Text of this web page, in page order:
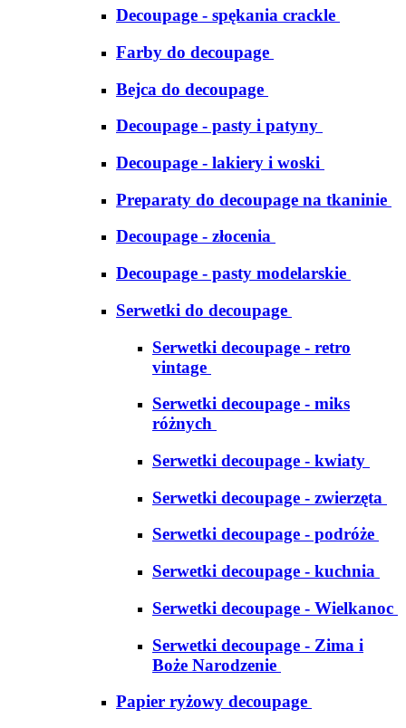
Decoupage - spękania crackle
Farby do decoupage
Bejca do decoupage
Decoupage - pasty i patyny
Decoupage - lakiery i woski
Preparaty do decoupage na tkaninie
Decoupage - złocenia
Decoupage - pasty modelarskie
Serwetki do decoupage
Serwetki decoupage - retro
vintage
Serwetki decoupage - miks
różnych
Serwetki decoupage - kwiaty
Serwetki decoupage - zwierzęta
Serwetki decoupage - podróże
Serwetki decoupage - kuchnia
Serwetki decoupage - Wielkanoc
Serwetki decoupage - Zima i
Boże Narodzenie
Papier ryżowy decoupage